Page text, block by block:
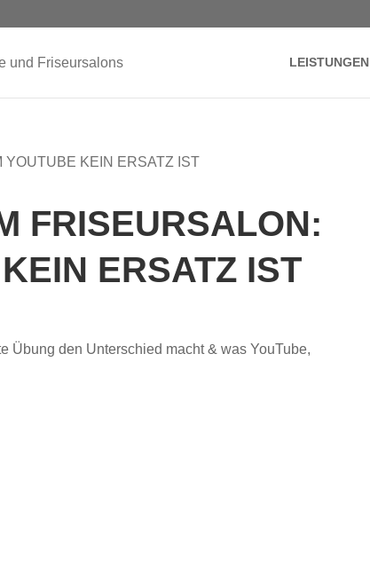
LEISTUNGEN
FRISEURSALON:
ERSATZ IST
Übung den Unterschied macht & was YouTube,